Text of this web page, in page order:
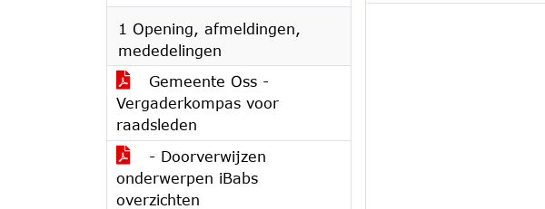
1 Opening, afmeldingen,
mededelingen
Gemeente Oss -
Vergaderkompas voor
raadsleden
- Doorverwijzen
onderwerpen iBabs
overzichten